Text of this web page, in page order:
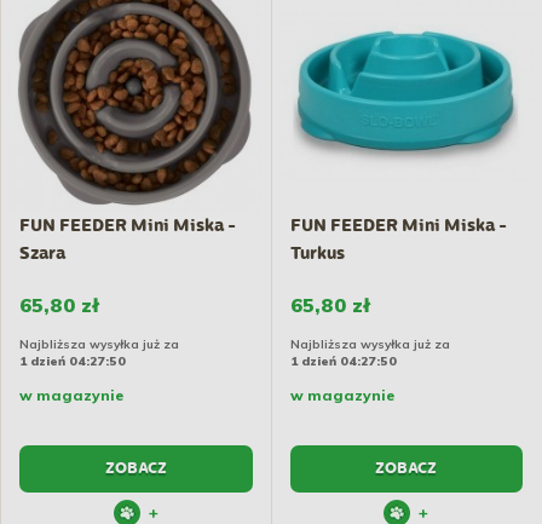
FUN FEEDER Mini Miska -
Szara
65,80 zł
Najbliższa wysyłka już za
1 dzień 04:27:49
w magazynie
ZOBACZ
+
FUN FEEDER Mini Miska -
Turkus
65,80 zł
Najbliższa wysyłka już za
1 dzień 04:27:49
w magazynie
ZOBACZ
+